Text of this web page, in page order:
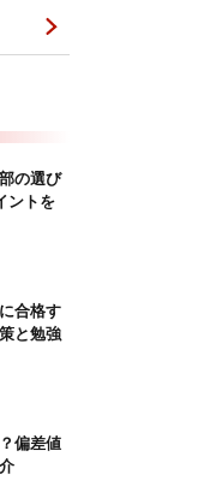
の選び
ントを
合格す
と勉強
偏差値